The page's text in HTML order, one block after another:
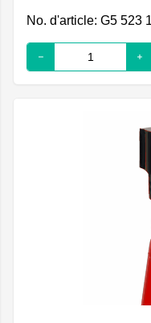
No. d'article: G5 523